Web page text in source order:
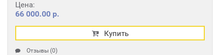
Цена:
66 000.00 р.
Купить
Отзывы (0)